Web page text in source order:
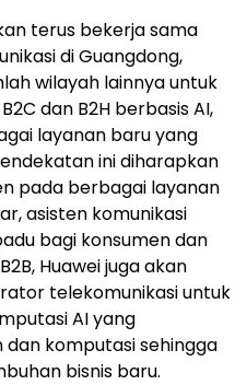
terus bekerja sama
di Guangdong,
wilayah lainnya untuk
dan B2H berbasis AI,
layanan baru yang
ini diharapkan
pada berbagai layanan
asisten komunikasi
bagi konsumen dan
Huawei juga akan
telekomunikasi untuk
AI yang
komputasi sehingga
bisnis baru.